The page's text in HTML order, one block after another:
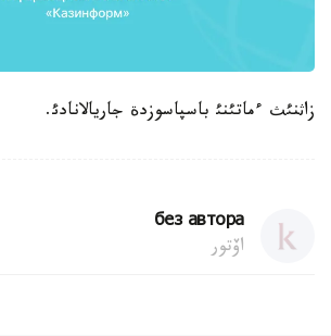
زاثنئث ءماتئنئ باسپاسوزدة جاريالانادئ.
без автора
اۆتور